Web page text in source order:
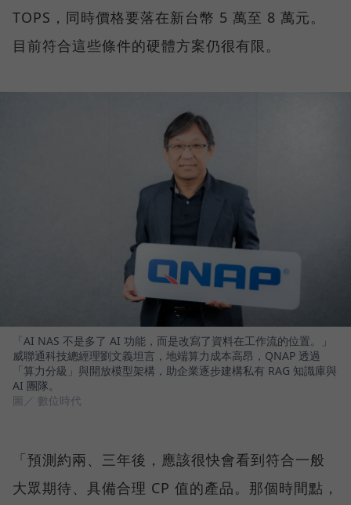
TOPS，同時價格要落在新台幣 5 萬至 8 萬元。
目前符合這些條件的硬體方案仍很有限。
「AI NAS 不是多了 AI 功能，而是改寫了資料在工作流的位置。」
威聯通科技總經理劉文義坦言，地端算力成本高昂，QNAP 透過
「算力分級」與開放模型架構，助企業逐步建構私有 RAG 知識庫與
AI 團隊。
圖／ 數位時代
「預測約兩、三年後，應該很快會看到符合一般
大眾期待、具備合理 CP 值的產品。那個時間點，